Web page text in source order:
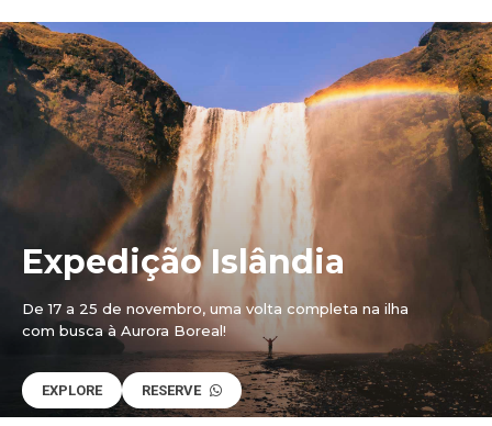
Expedição Islândia
De 17 a 25 de novembro, uma volta completa na ilha
com busca à Aurora Boreal!
EXPLORE RESERVE